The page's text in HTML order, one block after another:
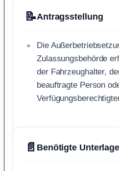
📝Antragsstellung
Die
Zulassungsbehörde
der Fahrzeughalter,
beauftragte Person
📄 Benötigte